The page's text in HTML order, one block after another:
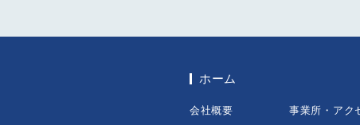
ホーム
会社概要 事業所・アク